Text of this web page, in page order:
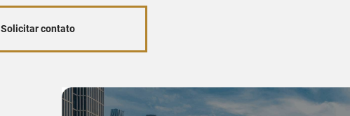
Solicitar contato